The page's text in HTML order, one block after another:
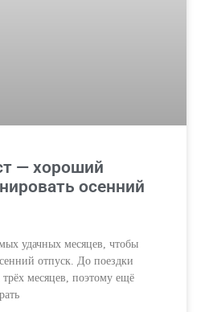
— хороший
осенний
удачных месяцев, чтобы
отпуск. До поездки
трёх месяцев, поэтому ещё